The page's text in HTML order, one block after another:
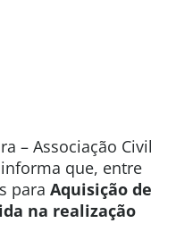
– Associação Civil
informa que, entre
para Aquisição de
na realização